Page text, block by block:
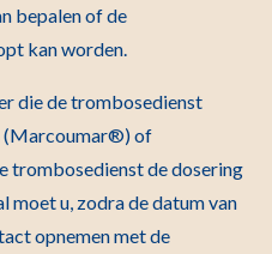
bepalen of de
kan worden.
die de trombosedienst
(Marcoumar®) of
trombosedienst de dosering
moet u, zodra de datum van
opnemen met de